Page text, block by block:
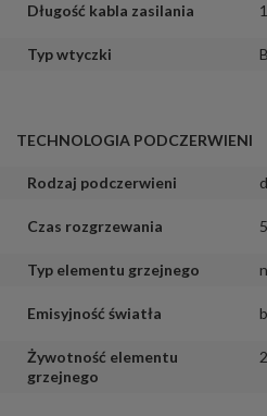
Długość kabla zasilania
Typ wtyczki
TECHNOLOGIA PODCZERWIENI
Rodzaj podczerwieni
Czas rozgrzewania
Typ elementu grzejnego
Emisyjność światła
Żywotność elementu
grzejnego